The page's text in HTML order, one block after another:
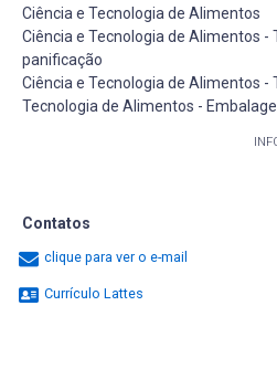
Ciência e Tecnologia de Alimentos
Ciência e Tecnologia de Alimentos -
panificação
Ciência e Tecnologia de Alimentos -
Tecnologia de Alimentos -
Contatos
clique para ver o e-mail
Currículo Lattes